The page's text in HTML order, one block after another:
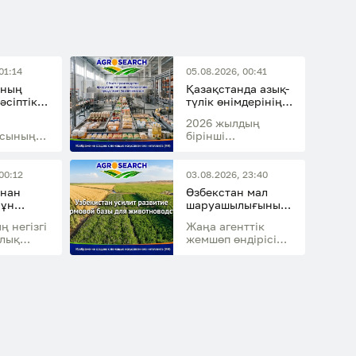
05.08.2026, 00:41
Қазақстанда азық-
түлік өнімдерінің
артып келедім
2026 жылдың
бірінші
өнімдерінің
өндірісі өткен
жылдың сәйкес
кезеңімен
салыстырғанда
14,7%-ға өсті
негізгі
03.08.2026, 23:40
Өзбекстан мал
шаруашылығының
дамытуды
күшейтеді
Жаңа агенттік
жемшөп өндірісін